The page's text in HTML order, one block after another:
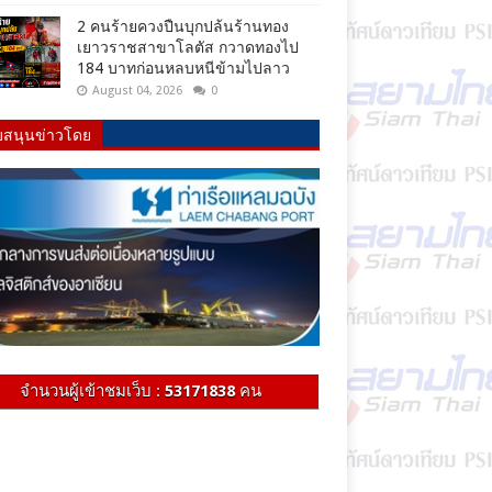
2 คนร้ายควงปืนบุกปล้นร้านทอง
เยาวราชสาขาโลตัส กวาดทองไป
184 บาทก่อนหลบหนีข้ามไปลาว
August 04, 2026 0
นุนข่าวโดย
จำนวนผู้เข้าชมเว็บ : 53171838คน